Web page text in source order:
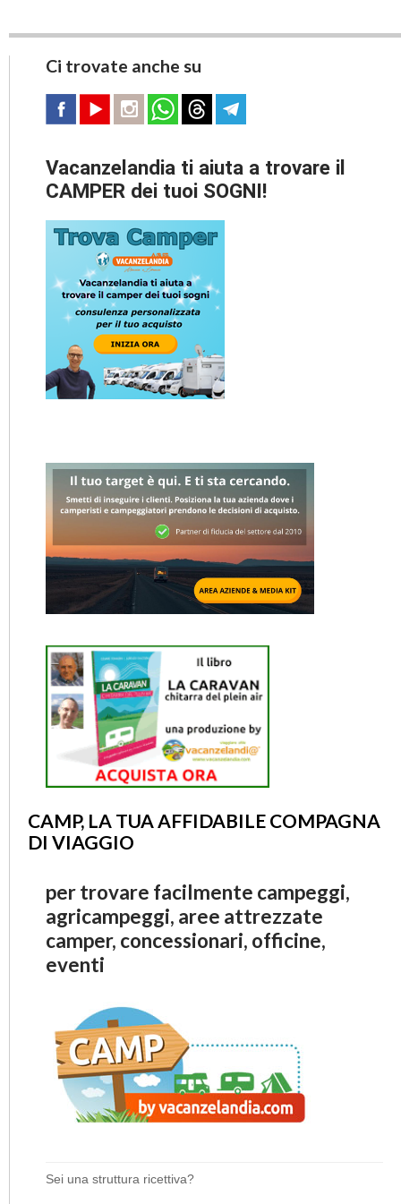
Ci trovate anche su
Vacanzelandia ti aiuta a trovare il
CAMPER dei tuoi SOGNI!
CAMP, LA TUA AFFIDABILE COMPAGNA
DI VIAGGIO
per trovare facilmente campeggi,
agricampeggi, aree attrezzate
camper, concessionari, officine,
eventi
Sei una struttura ricettiva?